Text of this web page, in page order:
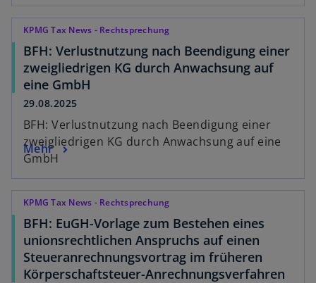
KPMG Tax News - Rechtsprechung
BFH: Verlustnutzung nach Beendigung einer
zweigliedrigen KG durch Anwachsung auf
eine GmbH
29.08.2025
BFH: Verlustnutzung nach Beendigung einer
zweigliedrigen KG durch Anwachsung auf eine
GmbH
Mehr
KPMG Tax News - Rechtsprechung
BFH: EuGH-Vorlage zum Bestehen eines
unionsrechtlichen Anspruchs auf einen
Steueranrechnungsvortrag im früheren
Körperschaftsteuer-Anrechnungsverfahren